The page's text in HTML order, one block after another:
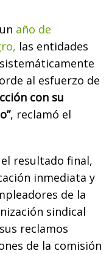
año de
las entidades
al esfuerzo de
con su
, reclamó el
resultado final,
inmediata y
de la
sindical
reclamos
de la comisión